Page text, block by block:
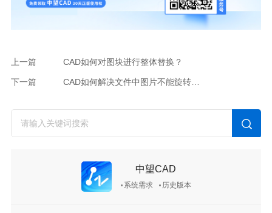
上一篇 CAD如何对图块进行整体替换？
下一篇 CAD如何解决文件中图片不能旋转的情况？
中望CAD
系统需求 历史版本